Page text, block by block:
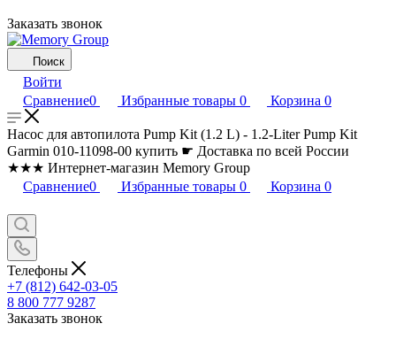
Заказать звонок
Поиск
Войти
Сравнение0 Избранные товары 0 Корзина 0
Насос для автопилота Pump Kit (1.2 L) - 1.2-Liter Pump Kit
Garmin 010-11098-00 купить ☛ Доставка по всей России
★★★ Интернет-магазин Memory Group
Сравнение0 Избранные товары 0 Корзина 0
Телефоны
+7 (812) 642-03-05
8 800 777 9287
Заказать звонок